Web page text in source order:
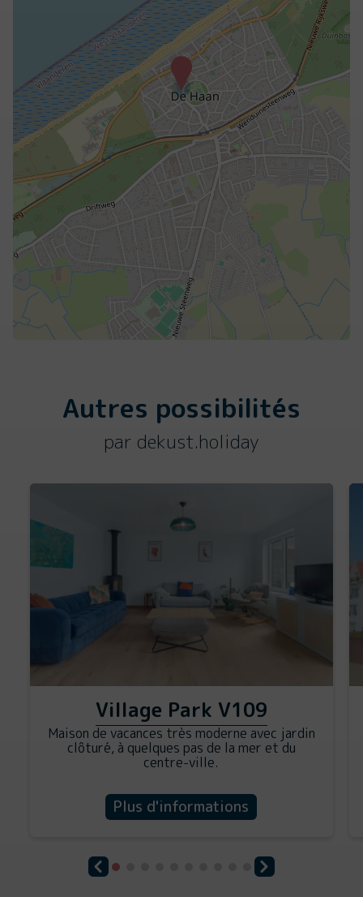
Autres possibilités
par dekust.holiday
Village Park V109
Maison de vacances très moderne avec jardin
clôturé, à quelques pas de la mer et du
centre-ville.
Plus d'informations